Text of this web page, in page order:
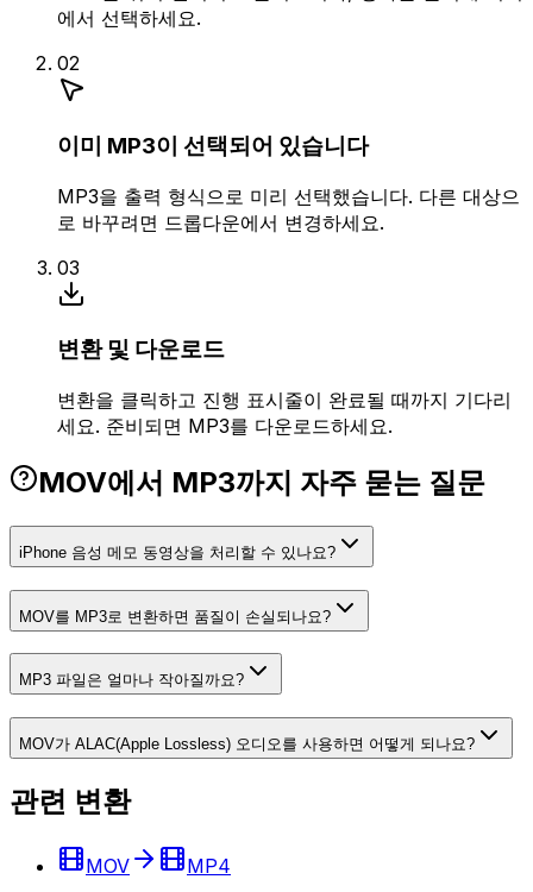
에서 선택하세요.
02
이미 MP3이 선택되어 있습니다
MP3을 출력 형식으로 미리 선택했습니다. 다른 대상으
로 바꾸려면 드롭다운에서 변경하세요.
03
변환 및 다운로드
변환을 클릭하고 진행 표시줄이 완료될 때까지 기다리
세요. 준비되면 MP3를 다운로드하세요.
MOV에서 MP3까지 자주 묻는 질문
iPhone 음성 메모 동영상을 처리할 수 있나요?
MOV를 MP3로 변환하면 품질이 손실되나요?
MP3 파일은 얼마나 작아질까요?
MOV가 ALAC(Apple Lossless) 오디오를 사용하면 어떻게 되나요?
관련 변환
MOV MP4